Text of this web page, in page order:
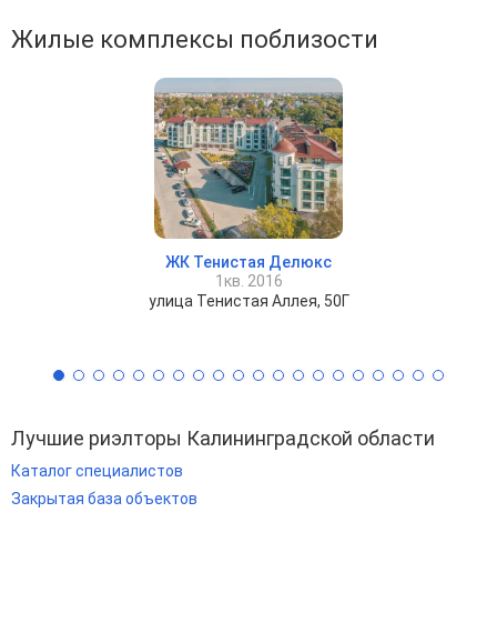
Жилые комплексы поблизости
ЖК Тенистая Делюкс
1кв. 2016
улица Тенистая Аллея, 50Г
Лучшие риэлторы Калининградской области
Каталог специалистов
Закрытая база объектов